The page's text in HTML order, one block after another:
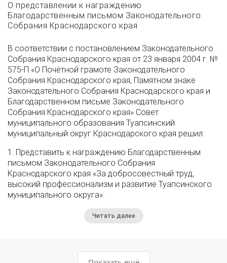
О представлении к награждению
Благодарственным письмом Законодательного
Собрания Краснодарского края
В соответствии с постановлением Законодательного
Собрания Краснодарского края от 23 января 2004 г. №
575-П «О Почётной грамоте Законодательного
Собрания Краснодарского края, Памятном знаке
Законодательного Собрания Краснодарского края и
Благодарственном письме Законодательного
Собрания Краснодарского края» Совет
муниципального образования Туапсинский
муниципальный округ Краснодарского края решил:
1. Представить к награждению Благодарственным
письмом Законодательного Собрания
Краснодарского края «За добросовестный труд,
высокий профессионализм и развитие Туапсинского
муниципального округа»:
Читать далее